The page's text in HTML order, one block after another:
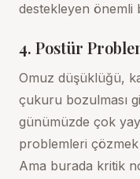
destekleyen önemli
4. Postür
Omuz düşüklüğü,
çukuru bozulması
günümüzde çok
problemleri
Ama burada kritik